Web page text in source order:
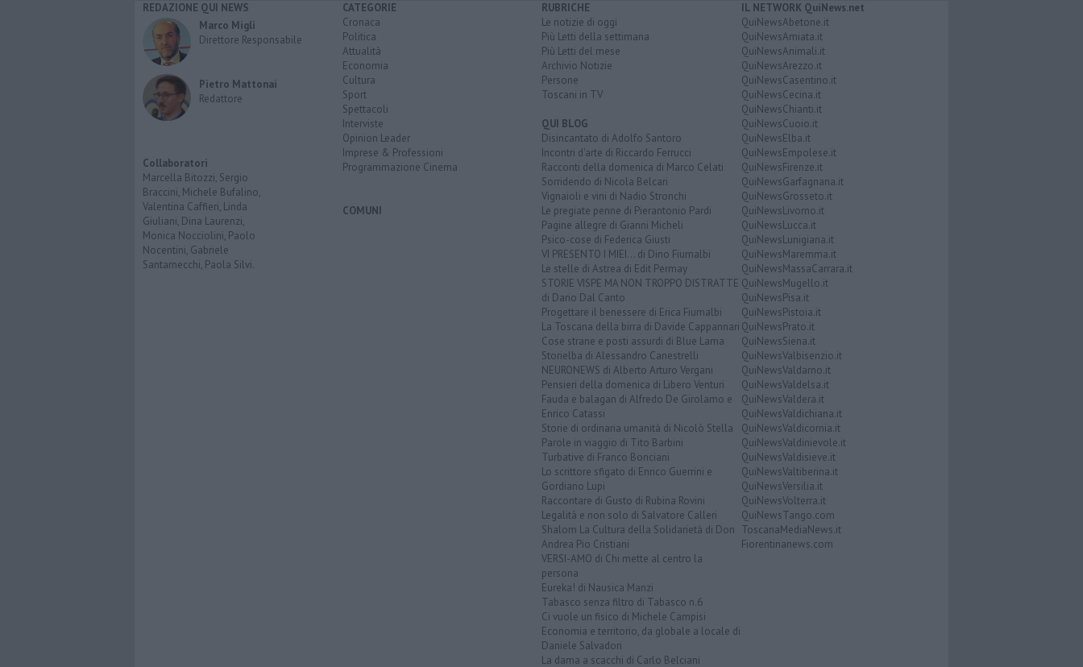
REDAZIONE QUI NEWS
Marco Migli
Direttore Responsabile
Pietro Mattonai
Redattore
Collaboratori
Marcella Bitozzi, Sergio
Braccini, Michele Bufalino,
Valentina Caffieri, Linda
Giuliani, Dina Laurenzi,
Monica Nocciolini, Paolo
Nocentini, Gabriele
Santarnecchi, Paola Silvi.
CATEGORIE
Cronaca
Politica
Attualità
Economia
Cultura
Sport
Spettacoli
Interviste
Opinion Leader
Imprese & Professioni
Programmazione Cinema
COMUNI
RUBRICHE
Le notizie di oggi
Più Letti della settimana
Più Letti del mese
Archivio Notizie
Persone
Toscani in TV
QUI BLOG
Disincantato di Adolfo Santoro
Incontri d'arte di Riccardo Ferrucci
Racconti della domenica di Marco Celati
Sorridendo di Nicola Belcari
Vignaioli e vini di Nadio Stronchi
Le pregiate penne di Pierantonio Pardi
Pagine allegre di Gianni Micheli
Psico-cose di Federica Giusti
VI PRESENTO I MIEI... di Dino Fiumalbi
Le stelle di Astrea di Edit Permay
STORIE VISPE MA NON TROPPO DISTRATTE
di Dario Dal Canto
Progettare il benessere di Erica Fiumalbi
La Toscana della birra di Davide Cappannari
Cose strane e posti assurdi di Blue Lama
Storielba di Alessandro Canestrelli
NEURONEWS di Alberto Arturo Vergani
Pensieri della domenica di Libero Venturi
Fauda e balagan di Alfredo De Girolamo e
Enrico Catassi
Storie di ordinaria umanità di Nicolò Stella
Parole in viaggio di Tito Barbini
Turbative di Franco Bonciani
Lo scrittore sfigato di Enrico Guerrini e
Gordiano Lupi
Raccontare di Gusto di Rubina Rovini
Legalità e non solo di Salvatore Calleri
Shalom La Cultura della Solidarietà di Don
Andrea Pio Cristiani
VERSI-AMO di Chi mette al centro la
persona
Eureka! di Nausica Manzi
Tabasco senza filtro di Tabasco n.6
Ci vuole un fisico di Michele Campisi
Economia e territorio, da globale a locale di
Daniele Salvadori
La dama a scacchi di Carlo Belciani
IL NETWORK QuiNews.net
QuiNewsAbetone.it
QuiNewsAmiata.it
QuiNewsAnimali.it
QuiNewsArezzo.it
QuiNewsCasentino.it
QuiNewsCecina.it
QuiNewsChianti.it
QuiNewsCuoio.it
QuiNewsElba.it
QuiNewsEmpolese.it
QuiNewsFirenze.it
QuiNewsGarfagnana.it
QuiNewsGrosseto.it
QuiNewsLivorno.it
QuiNewsLucca.it
QuiNewsLunigiana.it
QuiNewsMaremma.it
QuiNewsMassaCarrara.it
QuiNewsMugello.it
QuiNewsPisa.it
QuiNewsPistoia.it
QuiNewsPrato.it
QuiNewsSiena.it
QuiNewsValbisenzio.it
QuiNewsValdarno.it
QuiNewsValdelsa.it
QuiNewsValdera.it
QuiNewsValdichiana.it
QuiNewsValdicornia.it
QuiNewsValdinievole.it
QuiNewsValdisieve.it
QuiNewsValtiberina.it
QuiNewsVersilia.it
QuiNewsVolterra.it
QuiNewsTango.com
ToscanaMediaNews.it
Fiorentinanews.com